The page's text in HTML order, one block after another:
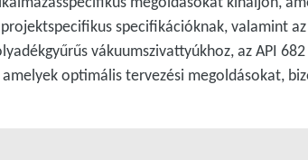
specifikációknak, valamint
vákuumszivattyúkhoz, az API 682
amelyek optimális tervezési megoldásokat,